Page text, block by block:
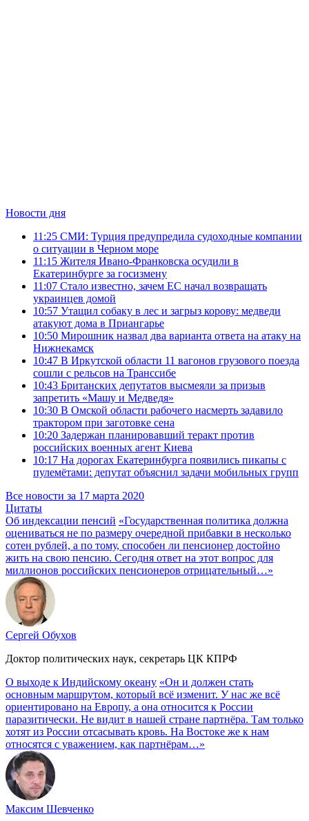
Новости дня
11:25 СМИ: Турция предупредила судоходные компании
о ситуации в Черном море
11:15 Жителя Ивано-Франковска осудили в
Екатеринбурге за госизмену
11:07 Стало известно, зачем ЕС начал возвращать
украинцев домой
10:57 Утащил собаку в лес и загрыз корову: медведи
атакуют дома в Приангарье
10:50 Мирошник назвал два варианта ответа на атаку на
Нижнекамск
10:47 В Иркутской области 11 вагонов грузового поезда
сошли с рельсов на Транссибе
10:43 Британских депутатов высмеяли за призыв
запретить «Машу и Медведя»
10:30 В Омской области рабочего насмерть задавило
трактором при заготовке сена
10:20 Задержан планировавший теракт против
российских военных агент Киева
10:17 На дорогах Екатеринбурга появились пикапы с
пулемётами: депутат объяснил задачи мобильных групп
Все новости за 17 марта 2020
Цитаты
Об индексации пенсий «Государственная политика должна
оцениваться не по размеру очередной прибавки в несколько
сотен рублей, а по тому, способен ли пенсионер достойно
жить на свою пенсию. Сегодня ответ на этот вопрос для
миллионов российских пенсионеров отрицательный…»
Сергей Обухов
Доктор политических наук, секретарь ЦК КПРФ
О выходе к Индийскому океану «Он и должен стать
основным маршрутом, который всё изменит. У нас же всё
ориентировано на Европу, а она относится к России
паразитически. Не видит в нашей стране партнёра. Там только
хотят из России отсасывать кровь. На Востоке же к нам
относятся с уважением, как партнёрам…»
Максим Шевченко